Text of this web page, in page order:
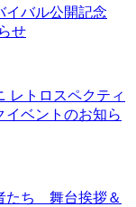
イバル公開記念
せ
レトロスペクティ
ベントのお知ら
たち 舞台挨拶＆